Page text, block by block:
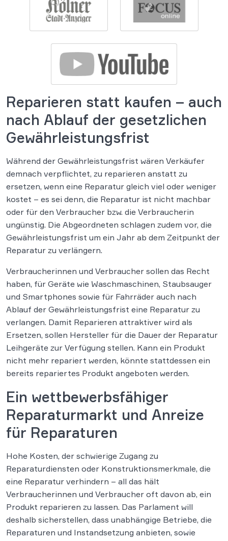
Reparieren statt kaufen – auch
nach Ablauf der gesetzlichen
Gewährleistungsfrist
Während der Gewährleistungsfrist wären Verkäufer
demnach verpflichtet, zu reparieren anstatt zu
ersetzen, wenn eine Reparatur gleich viel oder weniger
kostet – es sei denn, die Reparatur ist nicht machbar
oder für den Verbraucher bzw. die Verbraucherin
ungünstig. Die Abgeordneten schlagen zudem vor, die
Gewährleistungsfrist um ein Jahr ab dem Zeitpunkt der
Reparatur zu verlängern.
Verbraucherinnen und Verbraucher sollen das Recht
haben, für Geräte wie Waschmaschinen, Staubsauger
und Smartphones sowie für Fahrräder auch nach
Ablauf der Gewährleistungsfrist eine Reparatur zu
verlangen. Damit Reparieren attraktiver wird als
Ersetzen, sollen Hersteller für die Dauer der Reparatur
Leihgeräte zur Verfügung stellen. Kann ein Produkt
nicht mehr repariert werden, könnte stattdessen ein
bereits repariertes Produkt angeboten werden.
Ein wettbewerbsfähiger
Reparaturmarkt und Anreize
für Reparaturen
Hohe Kosten, der schwierige Zugang zu
Reparaturdiensten oder Konstruktionsmerkmale, die
eine Reparatur verhindern – all das hält
Verbraucherinnen und Verbraucher oft davon ab, ein
Produkt reparieren zu lassen. Das Parlament will
deshalb sicherstellen, dass unabhängige Betriebe, die
Reparaturen und Instandsetzung anbieten, sowie